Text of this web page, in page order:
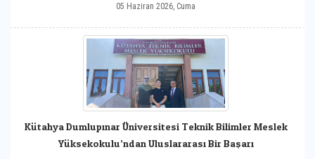
05 Haziran 2026, Cuma
Kütahya Dumlupınar Üniversitesi Teknik Bilimler Meslek
Yüksekokulu’ndan Uluslararası Bir Başarı